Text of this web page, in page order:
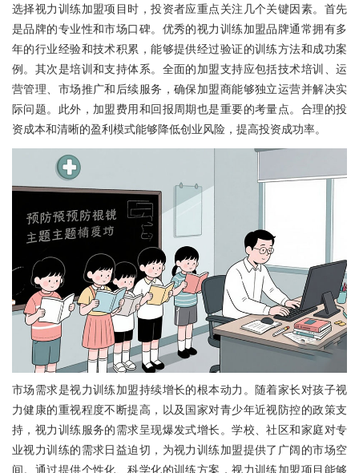
选择视力训练加盟项目时，投资者应重点关注几个关键因素。首先
是品牌的专业性和市场口碑。优秀的视力训练加盟品牌通常拥有多
年的行业经验和技术积累，能够提供经过验证的训练方法和成功案
例。其次是培训和支持体系。全面的加盟支持应包括技术培训、运
营管理、市场推广和后续服务，确保加盟商能够独立运营并解决实
际问题。此外，加盟费用和回报周期也是重要的考量点。合理的投
资成本和清晰的盈利模式能够降低创业风险，提高投资成功率。
市场需求是视力训练加盟持续增长的根本动力。随着家长对孩子视
力健康的重视程度不断提高，以及国家对青少年近视防控的政策支
持，视力训练服务的需求呈现爆发式增长。学校、社区和家庭对专
业视力训练的需求日益迫切，为视力训练加盟提供了广阔的市场空